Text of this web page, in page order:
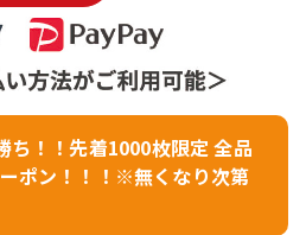
ち！！先着1000枚限定 全品
ポン！！！※無くなり次第